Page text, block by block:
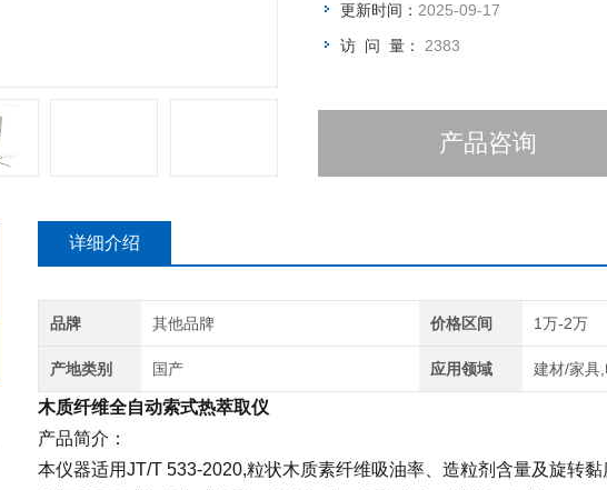
更新时间： 2025-09-17
访 问 量： 2383
产品咨询
详细介绍
品牌 其他品牌 价格区间 1万-2万
产地类别 国产 应用领域 建材/家具
木质纤维全自动索式热萃取仪
产品简介：
本仪器适用JT/T 533-2020,粒状木质素纤维吸油率、造粒剂含量及旋转黏